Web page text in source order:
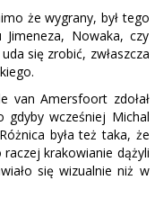
że wygrany, był tego
Nowaka, czy
się zrobić, zwłaszcza
van Amersfoort zdołał
gdyby wcześniej Michal
była też taka, że
krakowianie dążyli
się wizualnie niż w